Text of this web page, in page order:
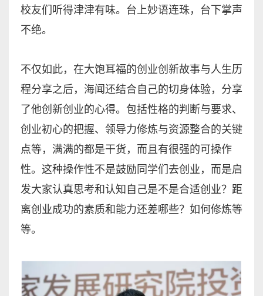
校友们听得津津有味。台上妙语连珠，台下掌声
不绝。
不仅如此，在大饱耳福的创业创新故事与人生历
程分享之后，海闻还结合自己的切身体验，分享
了他创新创业的心得。包括性格的判断与要求、
创业初心的把握、领导力修炼与资源整合的关键
点等，满满的都是干货，而且有很强的可操作
性。这种操作性不是鼓励同学们去创业，而是启
发大家认真思考和认知自己是不是合适创业？距
离创业成功的素质和能力还差哪些？如何修炼等
等。